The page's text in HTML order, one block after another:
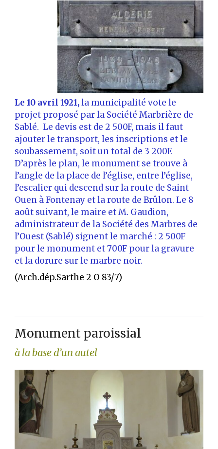
Le 10 avril 1921,la municipalité vote le
projet proposé par la Société Marbrière de
Sablé. Le devis est de 2 500F, mais il faut
ajouter le transport, les inscriptions et le
soubassement, soit un total de 3 200F.
D’après le plan, le monument se trouve à
l’angle de la place de l’église, entre l’église,
l’escalier qui descend sur la route de Saint-
Ouen à Fontenay et la route de Brûlon. Le 8
août suivant, le maire et M. Gaudion,
administrateur de la Société des Marbres de
l’Ouest (Sablé) signent le marché : 2 500F
pour le monument et 700F pour la gravure
et la dorure sur le marbre noir.
(Arch.dép.Sarthe 2 O 83/7)
Monument paroissial
à la base d’un autel